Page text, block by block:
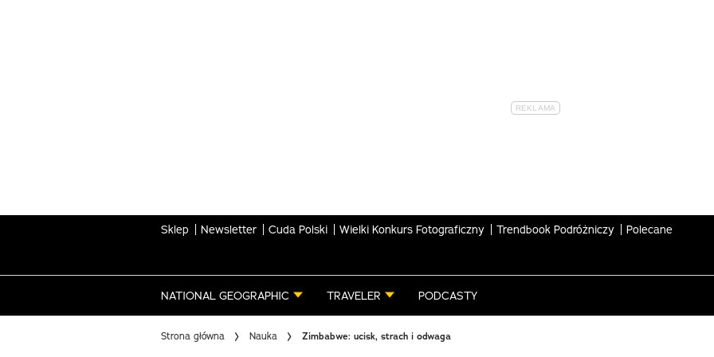
Sklep Newsletter Cuda Polski Wielki Konkurs Fotograficzny Trendbook Podróżniczy Polecane
NATIONAL GEOGRAPHIC TRAVELER PODCASTY
Strona główna Nauka Zimbabwe: ucisk, strach i odwaga